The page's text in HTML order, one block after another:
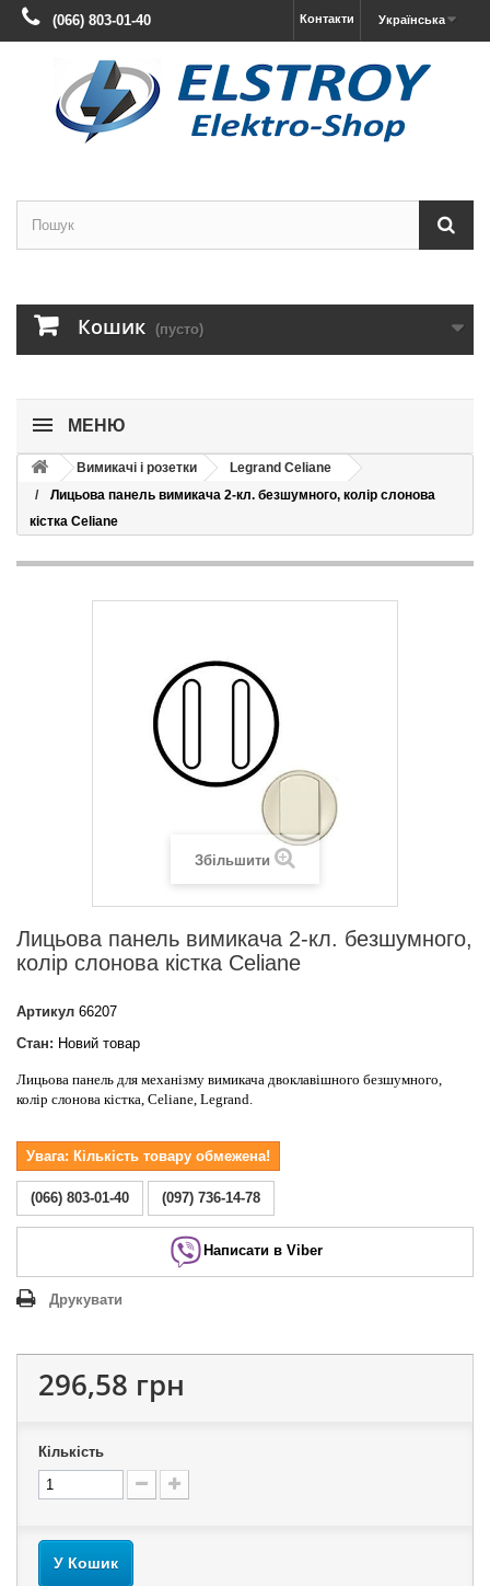
Українська
Контакти
(066) 803-01-40
Кошик (пусто)
МЕНЮ
Вимикачі і розетки
Legrand Celiane
Лицьова панель вимикача 2-кл. безшумного, колір слонова
кістка Celiane
Збільшити
Лицьова панель вимикача 2-кл. безшумного,
колір слонова кістка Celiane
Артикул 66207
Стан: Новий товар
Лицьова панель для механізму вимикача двоклавішного безшумного,
колір слонова кістка, Celiane, Legrand.
Увага: Кількість товару обмежена!
(066) 803-01-40 (097) 736-14-78
Написати в Viber
Друкувати
296,58 грн
Кількість
У Кошик